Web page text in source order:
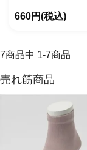
660円(税込)
7商品中 1-7商品
売れ筋商品